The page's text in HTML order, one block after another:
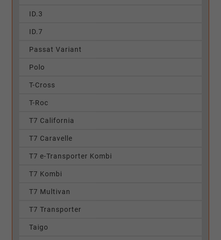
ID.3
ID.7
Passat Variant
Polo
T-Cross
T-Roc
T7 California
T7 Caravelle
T7 e-Transporter Kombi
T7 Kombi
T7 Multivan
T7 Transporter
Taigo